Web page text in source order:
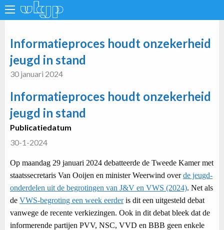
Informatieproces houdt onzekerheid
jeugd in stand
30 januari 2024
Informatieproces houdt onzekerheid
jeugd in stand
Publicatiedatum
30-1-2024
Op maandag 29 januari 2024 debatteerde de Tweede Kamer met
staatssecretaris Van Ooijen en minister Weerwind overde jeugd-
onderdelen uit de begrotingen van J&V en VWS (2024). Net als
de VWS-begroting een week eerderis dit een uitgesteld debat
vanwege de recente verkiezingen. Ook in dit debat bleek dat de
informerende partijen PVV, NSC, VVD en BBB geen enkele